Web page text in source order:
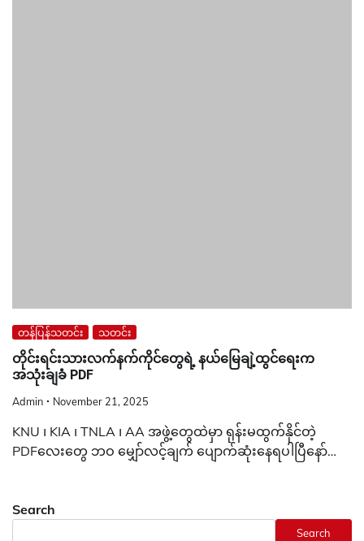
တန်ပြန်သတင်း သတင်း
တိုင်းရင်းသားလက်နက်ကိုင်တွေရဲ့ နယ်မြေချဲ့ထွင်ရေးက
အသုံးချခံ PDF
Admin November 21, 2025
KNU ၊ KIA ၊ TNLA ၊ AA အဖွဲ့တွေထဲမှာ ရုန်းမထွက်နိုင်တဲ့
PDFလေးတွေ ဘဝ မျှော်လင့်ချက် ပျောက်ဆုံးနေရပါပြီနော်…
Search
Search